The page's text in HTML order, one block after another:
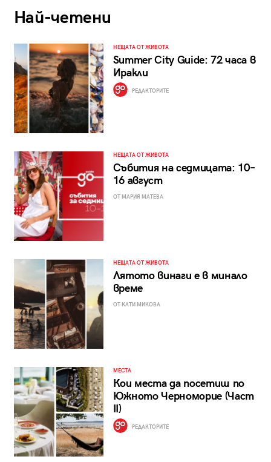
Най-четени
НЕЩАТА ОТ ЖИВОТА
Summer City Guide: 72 часа в
Иракли
РЕДАКТОРИТЕ
НЕЩАТА ОТ ЖИВОТА
Събития на седмицата: 10–
16 август
ОТ МАРИЯ МАТЕВА
НЕЩАТА ОТ ЖИВОТА
Лятото винаги е в минало
време
ОТ КАТИ МИКОВА
МЕСТА
Кои места да посетиш по
Южното Черноморие (Част
II)
РЕДАКТОРИТЕ